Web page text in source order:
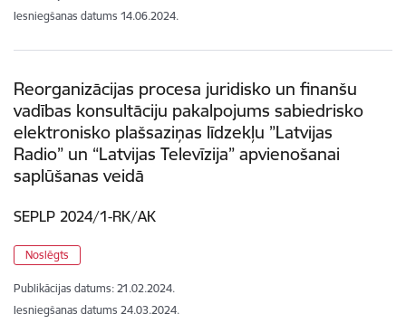
Iesniegšanas datums 14.06.2024.
Reorganizācijas procesa juridisko un finanšu
vadības konsultāciju pakalpojums sabiedrisko
elektronisko plašsaziņas līdzekļu ”Latvijas
Radio” un “Latvijas Televīzija” apvienošanai
saplūšanas veidā
SEPLP 2024/1-RK/AK
Noslēgts
Publikācijas datums: 21.02.2024.
Iesniegšanas datums 24.03.2024.